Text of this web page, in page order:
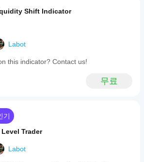
및 매개변수 설명 포함! ⭐
확인하세요
트 결과
성능을 보여줍니다.
출발점을 제공합니다.
설정을 쉽게 합니다. 이 프리셋들은
수 있습니다!
폼: cTrader | 언어: C# | 사용 지표:
💻
Shift Indicator
Labot
this indicator? Contact us!
무료
기
Level Trader
Labot